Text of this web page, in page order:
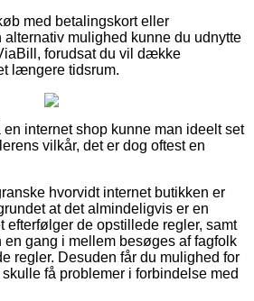
med betalingskort eller
mulighed kunne du udnytte
forudsat du vil dække
længere tidsrum.
internet shop kunne man ideelt set
vilkår, det er dog oftest en
hvorvidt internet butikken er
at det almindeligvis er en
efterfølger de opstillede regler, samt
en gang i mellem besøges af fagfolk
regler. Desuden får du mulighed for
få problemer i forbindelse med